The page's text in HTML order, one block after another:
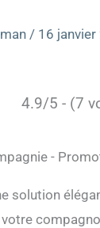
/ 16 janvier
4.9/5 - (7
solution
votre